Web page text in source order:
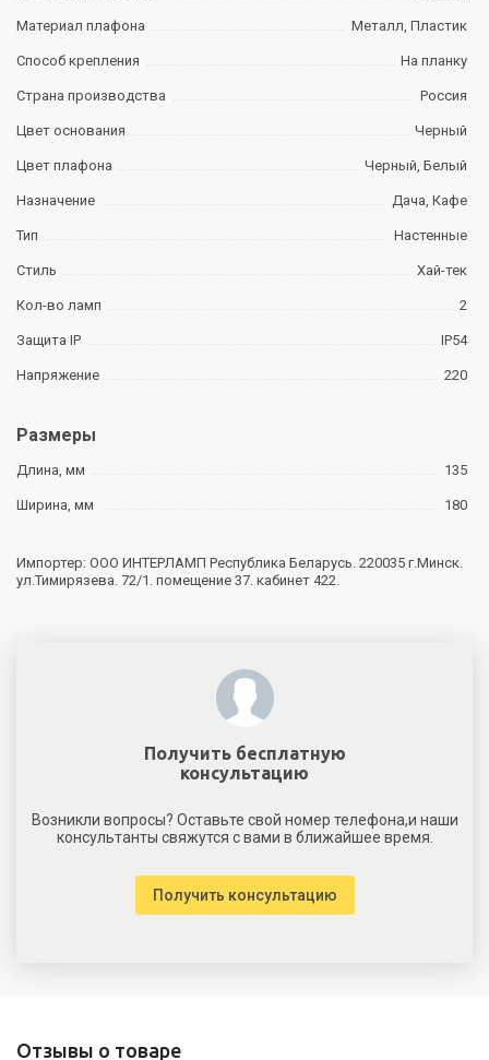
Материал плафона Металл, Пластик
Способ крепления На планку
Страна производства Россия
Цвет основания Черный
Цвет плафона Черный, Белый
Назначение Дача, Кафе
Тип Настенные
Стиль Хай-тек
Кол-во ламп 2
Защита IP IP54
Напряжение 220
Размеры
Длина, мм 135
Ширина, мм 180
Импортер: ООО ИНТЕРЛАМП Республика Беларусь. 220035 г.Минск.
ул.Тимирязева. 72/1. помещение 37. кабинет 422.
Получить бесплатную
консультацию
Возникли вопросы? Оставьте свой номер телефона,и наши
консультанты свяжутся с вами в ближайшее время.
Получить консультацию
Отзывы о товаре